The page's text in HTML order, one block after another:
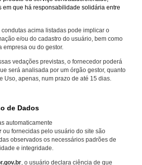
em que há responsabilidade solidária entre
acima listadas pode implicar o
e/ou do cadastro do usuário, bem como
empresa ou do gestor.
vedações previstas, o fornecedor poderá
será analisada por um órgão gestor, quanto
Uso, apenas, num prazo de até 15 dias.
de Dados
automaticamente
ou fornecidas pelo usuário do site são
observados os necessários padrões de
e integridade.
, o usuário declara ciência de que